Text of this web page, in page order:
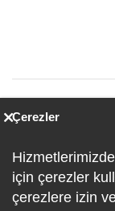
Çerezler
için çerezler
çerezlere izin